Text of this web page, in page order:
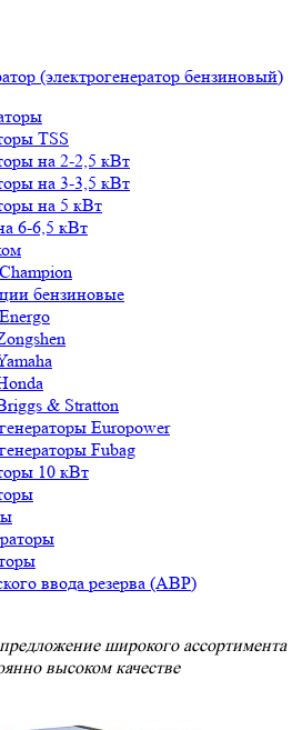
(электрогенератор бензиновый)
TSS
на 2-2,5 кВт
на 3-3,5 кВт
на 5 кВт
6-6,5 кВт
бензиновые
& Stratton
Europower
Fubag
10 кВт
ввода резерва (АВР)
широкого ассортимента
высоком качестве